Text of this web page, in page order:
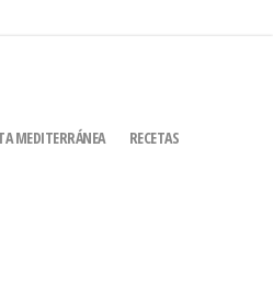
MEDITERRÁNEA RECETAS
LA
DE 2019